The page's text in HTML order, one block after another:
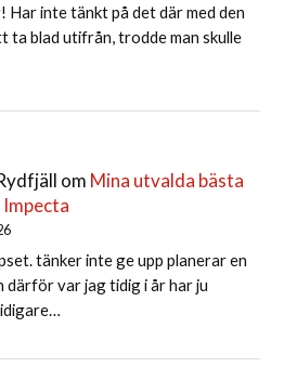
Har inte tänkt på det där med den
ta blad utifrån, trodde man skulle
om Mina utvalda bästa
tänker inte ge upp planerar en
därför var jag tidig i år har ju